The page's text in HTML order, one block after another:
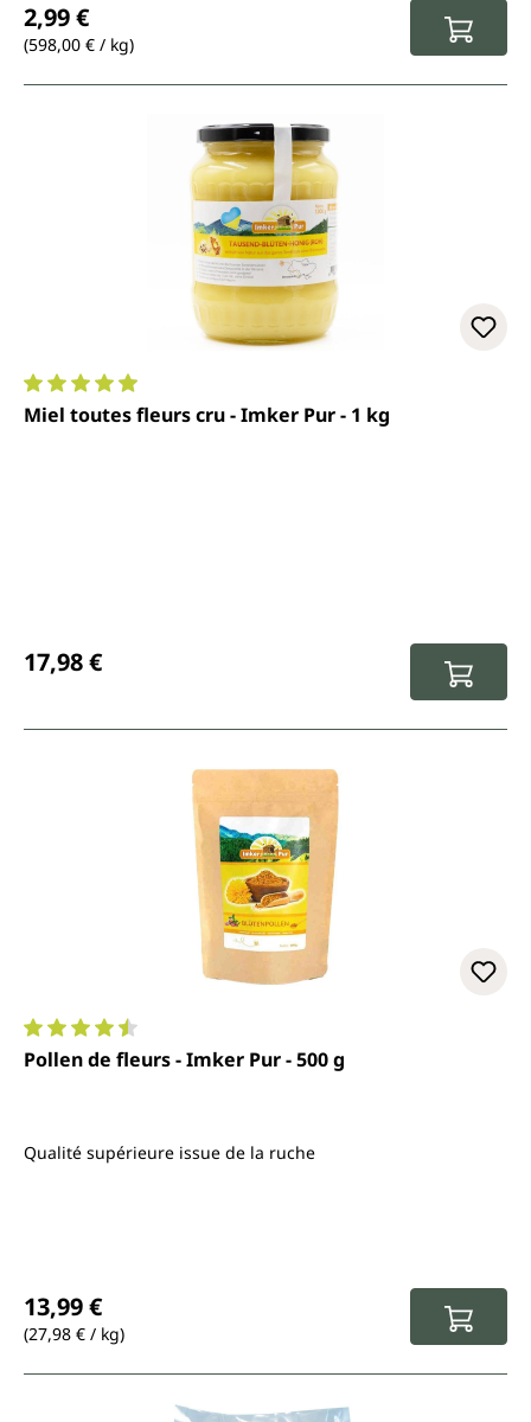
2,99 €
(598,00 € / kg)
Note moyenne de 4.9 sur 5 étoiles
Miel toutes fleurs cru - Imker Pur - 1 kg
17,98 €
Note moyenne de 4.4 sur 5 étoiles
Pollen de fleurs - Imker Pur - 500 g
Qualité supérieure issue de la ruche
13,99 €
(27,98 € / kg)